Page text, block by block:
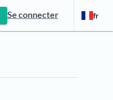
Se connecter fr